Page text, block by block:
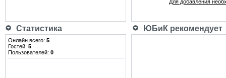
Для добавления
Статистика ЮБиК рекомендует
Онлайн всего: 5
Гостей: 5
Пользователей: 0